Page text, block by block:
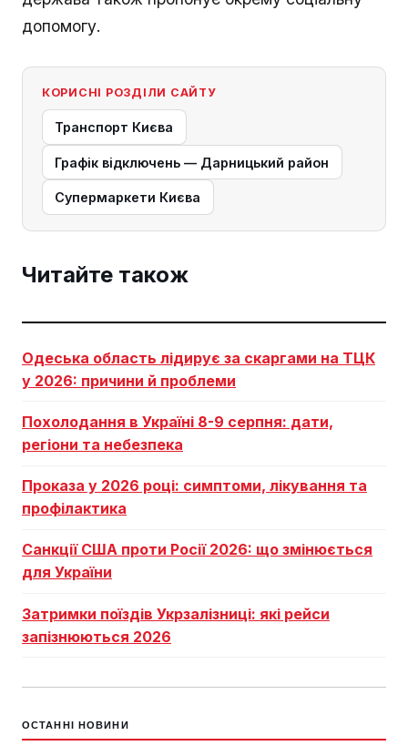
допомогу.
КОРИСНІ РОЗДІЛИ САЙТУ
Транспорт Києва
Графік відключень — Дарницький район
Супермаркети Києва
Читайте також
Одеська область лідирує за скаргами на ТЦК
у 2026: причини й проблеми
Похолодання в Україні 8-9 серпня: дати,
регіони та небезпека
Проказа у 2026 році: симптоми, лікування та
профілактика
Санкції США проти Росії 2026: що змінюється
для України
Затримки поїздів Укрзалізниці: які рейси
запізнюються 2026
ОСТАННІ НОВИНИ